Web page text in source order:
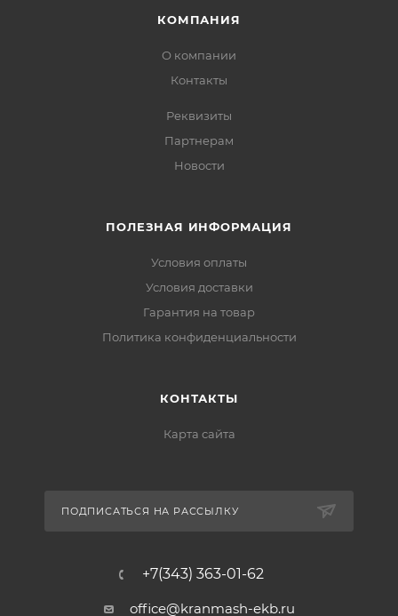
КОМПАНИЯ
О компании
Контакты
Реквизиты
Партнерам
Новости
ПОЛЕЗНАЯ ИНФОРМАЦИЯ
Условия оплаты
Условия доставки
Гарантия на товар
Политика конфиденциальности
КОНТАКТЫ
Карта сайта
ПОДПИСАТЬСЯ НА РАССЫЛКУ
+7(343) 363-01-62
office@kranmash-ekb.ru